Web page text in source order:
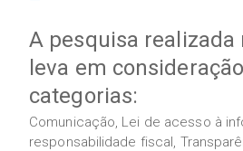
A pesquisa realizada
leva em
categorias:
Comunicação, Lei de acesso à
responsabilidade fiscal,